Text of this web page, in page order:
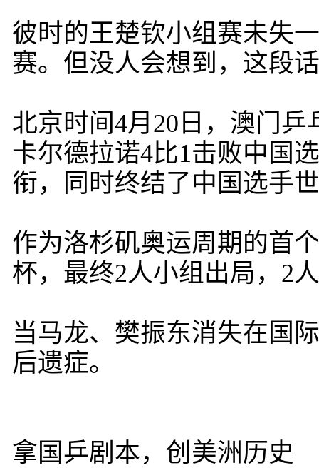
彼时的王楚钦小组赛未失
赛。但没人会想到，这段
北京时间4月20日，澳门
卡尔德拉诺4比1击败中国
衔，同时终结了中国选手
作为洛杉矶奥运周期的首
杯，最终2人小组出局，2
当马龙、樊振东消失在国
后遗症。
拿国乒剧本，创美洲历史